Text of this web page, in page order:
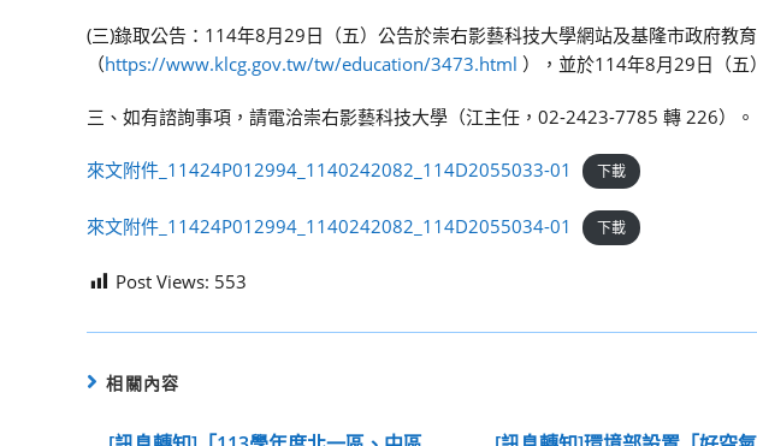
(三)錄取公告：114年8月29日（五）公告於崇右影藝科技大學網站及基隆市政府教
（https://www.klcg.gov.tw/tw/education/3473.html ），並於114年8月29日（五
三、如有諮詢事項，請電洽崇右影藝科技大學（江主任，02-2423-7785 轉 226）。
來文附件_11424P012994_1140242082_114D2055033-01 下載
來文附件_11424P012994_1140242082_114D2055034-01 下載
Post Views: 553
相關內容